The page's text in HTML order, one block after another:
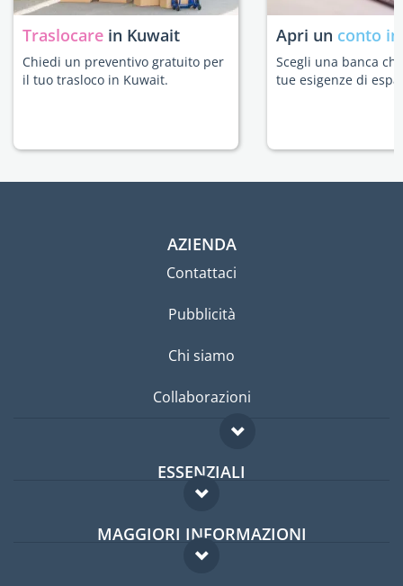
Traslocare in Kuwait
Chiedi un preventivo gratuito per
il tuo trasloco in Kuwait.
Apri un conto
Scegli una banca
tue esigenze di
AZIENDA
Contattaci
Pubblicità
Chi siamo
Collaborazioni
ESSENZIALI
Forum per expat
Guida per expat
MAGGIORI INFORMAZIONI
Domande frequenti